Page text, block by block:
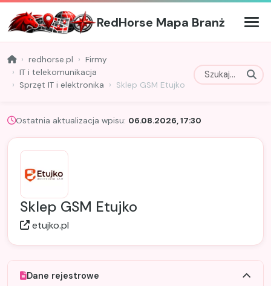
RedHorse Mapa Branż
redhorse.pl
Firmy
IT i telekomunikacja
Sprzęt IT i elektronika
Sklep GSM Etujko
Ostatnia aktualizacja wpisu: 06.08.2026, 17:30
Sklep GSM Etujko
etujko.pl
Dane rejestrowe